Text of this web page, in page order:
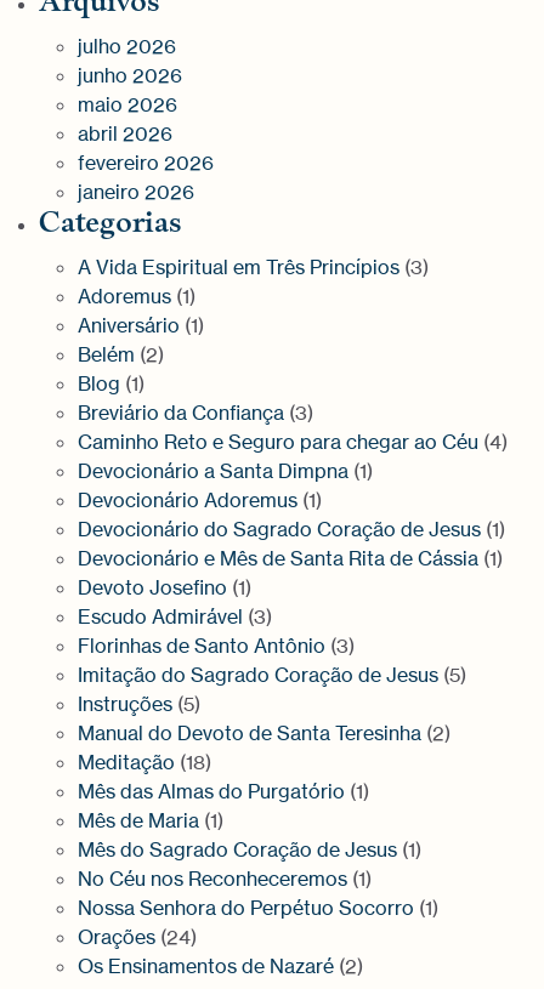
julho 2026
junho 2026
maio 2026
abril 2026
fevereiro 2026
janeiro 2026
Categorias
A Vida Espiritual em Três Princípios (3)
Adoremus (1)
Aniversário (1)
Belém (2)
Blog (1)
Breviário da Confiança (3)
Caminho Reto e Seguro para chegar ao Céu (4)
Devocionário a Santa Dimpna (1)
Devocionário Adoremus (1)
Devocionário do Sagrado Coração de Jesus (1)
Devocionário e Mês de Santa Rita de Cássia (1)
Devoto Josefino (1)
Escudo Admirável (3)
Florinhas de Santo Antônio (3)
Imitação do Sagrado Coração de Jesus (5)
Instruções (5)
Manual do Devoto de Santa Teresinha (2)
Meditação (18)
Mês das Almas do Purgatório (1)
Mês de Maria (1)
Mês do Sagrado Coração de Jesus (1)
No Céu nos Reconheceremos (1)
Nossa Senhora do Perpétuo Socorro (1)
Orações (24)
Os Ensinamentos de Nazaré (2)